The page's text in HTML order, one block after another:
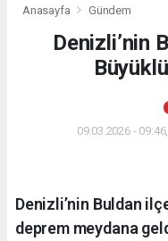
Anasayfa Gündem
Denizli’nin
09.03.2026 -
Denizli’nin Buldan
deprem meydana